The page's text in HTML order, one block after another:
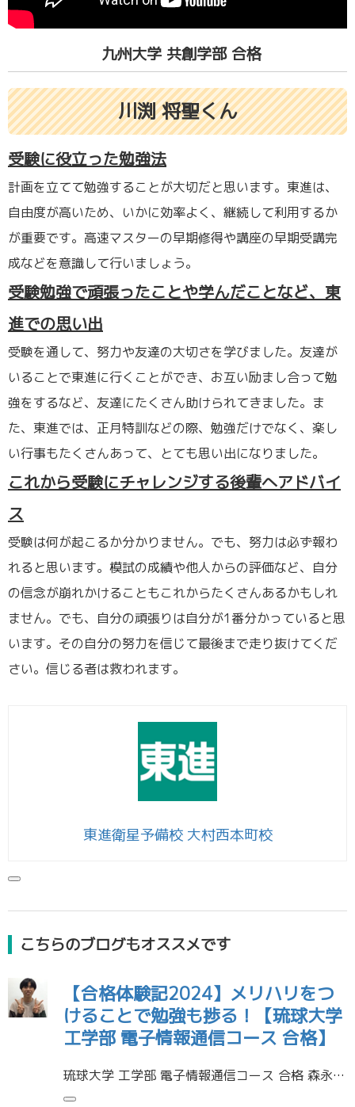
九州大学 共創学部 合格
川渕 将聖くん
受験に役立った勉強法
計画を立てて勉強することが大切だと思います。東進は、
自由度が高いため、いかに効率よく、継続して利用するか
が重要です。高速マスターの早期修得や講座の早期受講完
成などを意識して行いましょう。
受験勉強で頑張ったことや学んだことなど、東
進での思い出
受験を通して、努力や友達の大切さを学びました。友達が
いることで東進に行くことができ、お互い励まし合って勉
強をするなど、友達にたくさん助けられてきました。ま
た、東進では、正月特訓などの際、勉強だけでなく、楽し
い行事もたくさんあって、とても思い出になりました。
これから受験にチャレンジする後輩へアドバイ
ス
受験は何が起こるか分かりません。でも、努力は必ず報わ
れると思います。模試の成績や他人からの評価など、自分
の信念が崩れかけることもこれからたくさんあるかもしれ
ません。でも、自分の頑張りは自分が1番分かっていると思
います。その自分の努力を信じて最後まで走り抜けてくだ
さい。信じる者は救われます。
東進衛星予備校 大村西本町校
こちらのブログもオススメです
【合格体験記2024】メリハリをつ
けることで勉強も捗る！【琉球大学
工学部 電子情報通信コース 合格】
琉球大学 工学部 電子情報通信コース 合格 森永 幸希くん 受験に役立った勉強法を教えてください することを大雑把に決めてメリハリをつけることです。学校では基礎の勉強をして、東進では過去問や応用問題集に取り組む、そして家 […]